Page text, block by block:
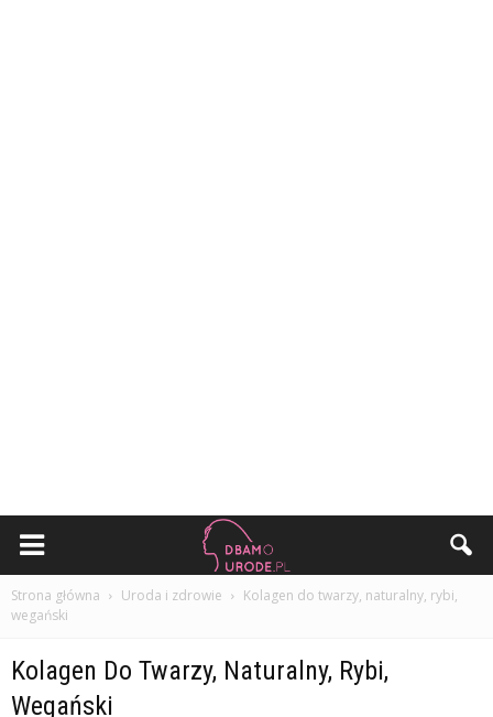
Strona główna Uroda i zdrowie
Kolagen do twarzy, naturalny, rybi,
wegański
Kolagen Do Twarzy, Naturalny, Rybi,
Wegański